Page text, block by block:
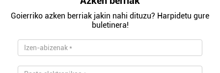
Goierriko azken berriak jakin nahi dituzu? Harpidetu gure
buletinera!